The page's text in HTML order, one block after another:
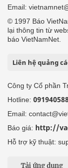
Email:
© 1997 Báo
lại thông tin từ
báo VietNamNet.
Liên hệ quảng
Công ty Cổ phần
Hotline:
Email:
Báo giá: http://
Hỗ trợ kỹ thuật:
Tải ứng dụng